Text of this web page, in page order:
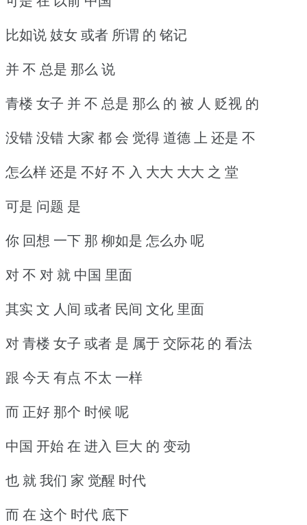
比如说 妓女 或者 所谓 的 铭记
并 不 总是 那么 说
青楼 女子 并 不 总是 那么 的 被 人 贬视 的
没错 没错 大家 都 会 觉得 道德 上 还是 不
怎么样 还是 不好 不 入 大大 大大 之 堂
可是 问题 是
你 回想 一下 那 柳如是 怎么办 呢
对 不 对 就 中国 里面
其实 文 人间 或者 民间 文化 里面
对 青楼 女子 或者 是 属于 交际花 的 看法
跟 今天 有点 不太 一样
而 正好 那个 时候 呢
中国 开始 在 进入 巨大 的 变动
也 就 我们 家 觉醒 时代
而 在 这个 时代 底下